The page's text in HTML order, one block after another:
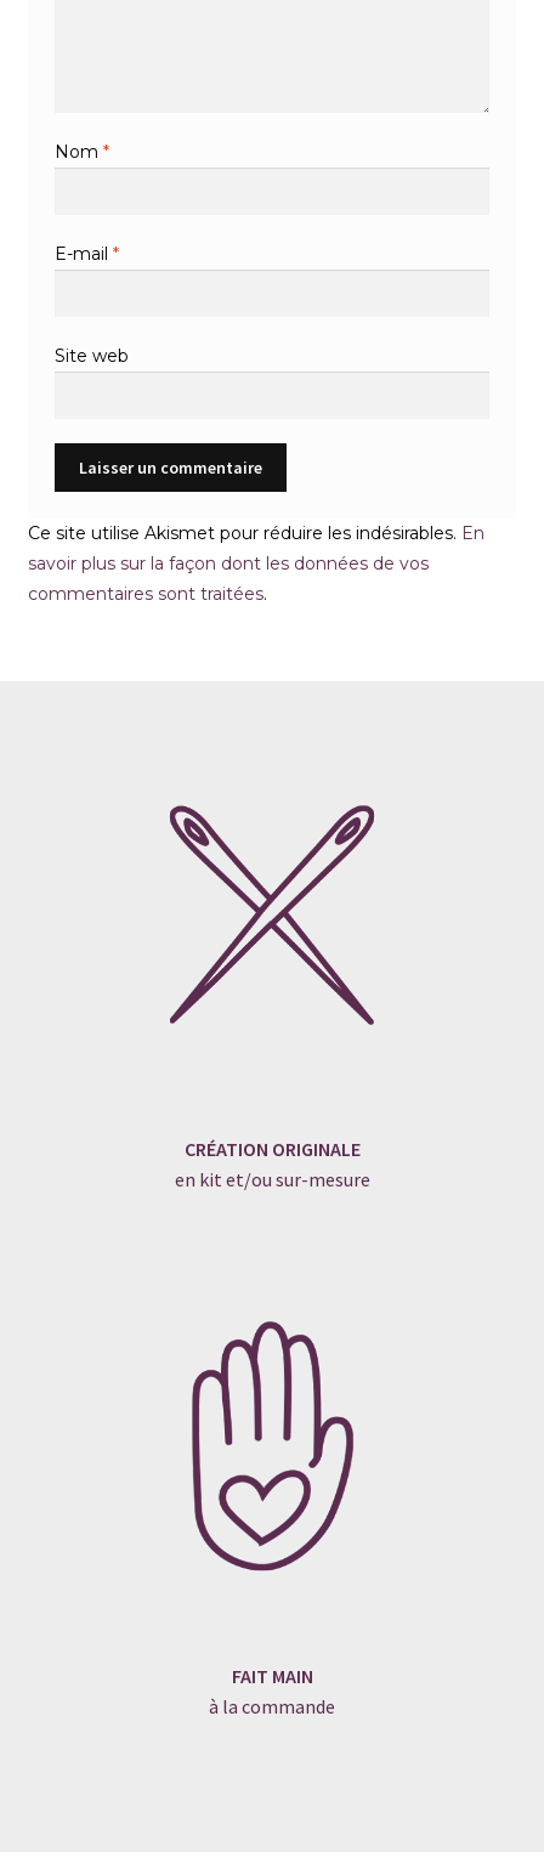
Nom*
E-mail*
Site web
Ce site utilise Akismet pour réduire les indésirables. En
savoir plus sur la façon dont les données de vos
commentaires sont traitées.
CRÉATION ORIGINALE
en kit et/ou sur-mesure
FAIT MAIN
à la commande